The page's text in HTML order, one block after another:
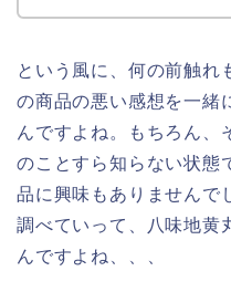
という風に、何の前触れ
の商品の悪い感想を一緒
んですよね。もちろん、
のことすら知らない状態
品に興味もありませんで
調べていって、八味地黄
んですよね、、、